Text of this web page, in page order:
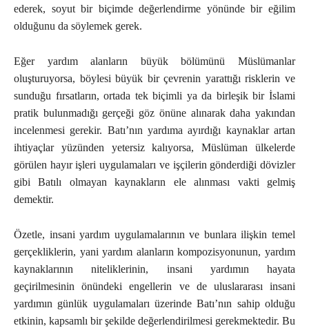
ederek, soyut bir biçimde değerlendirme yönünde bir eğilim
olduğunu da söylemek gerek.
Eğer yardım alanların büyük bölümünü Müslümanlar
oluşturuyorsa, böylesi büyük bir çevrenin yarattığı risklerin ve
sunduğu fırsatların, ortada tek biçimli ya da birleşik bir İslami
pratik bulunmadığı gerçeği göz önüne alınarak daha yakından
incelenmesi gerekir. Batı’nın yardıma ayırdığı kaynaklar artan
ihtiyaçlar yüzünden yetersiz kalıyorsa, Müslüman ülkelerde
görülen hayır işleri uygulamaları ve işçilerin gönderdiği dövizler
gibi Batılı olmayan kaynakların ele alınması vakti gelmiş
demektir.
Özetle, insani yardım uygulamalarının ve bunlara ilişkin temel
gerçekliklerin, yani yardım alanların kompozisyonunun, yardım
kaynaklarının niteliklerinin, insani yardımın hayata
geçirilmesinin önündeki engellerin ve de uluslararası insani
yardımın günlük uygulamaları üzerinde Batı’nın sahip olduğu
etkinin, kapsamlı bir şekilde değerlendirilmesi gerekmektedir. Bu